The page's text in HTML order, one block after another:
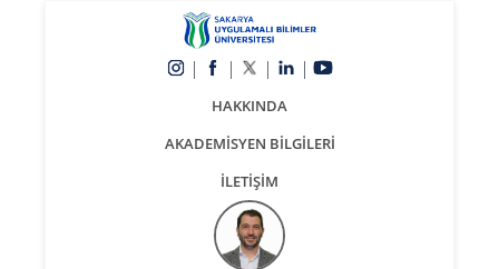
HAKKINDA
AKADEMİSYEN BİLGİLERİ
İLETİŞİM